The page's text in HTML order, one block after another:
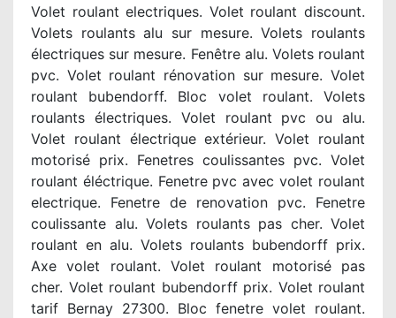
Volet roulant electriques. Volet roulant discount.
Volets roulants alu sur mesure. Volets roulants
électriques sur mesure. Fenêtre alu. Volets roulant
pvc. Volet roulant rénovation sur mesure. Volet
roulant bubendorff. Bloc volet roulant. Volets
roulants électriques. Volet roulant pvc ou alu.
Volet roulant électrique extérieur. Volet roulant
motorisé prix. Fenetres coulissantes pvc. Volet
roulant éléctrique. Fenetre pvc avec volet roulant
electrique. Fenetre de renovation pvc. Fenetre
coulissante alu. Volets roulants pas cher. Volet
roulant en alu. Volets roulants bubendorff prix.
Axe volet roulant. Volet roulant motorisé pas
cher. Volet roulant bubendorff prix. Volet roulant
tarif Bernay 27300. Bloc fenetre volet roulant.